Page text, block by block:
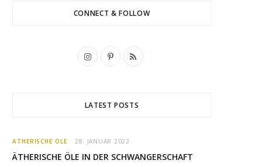
CONNECT & FOLLOW
I
g
P
r
R
LATEST POSTS
ÄTHERISCHE ÖLE 28. JANUAR 2022
ÄTHERISCHE ÖLE IN DER SCHWANGERSCHAFT